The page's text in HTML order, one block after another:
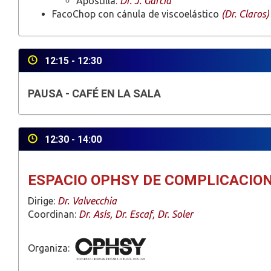
FacoChop con cánula de viscoelástico (Dr. Claros)
12:15 - 12:30
PAUSA - CAFÉ EN LA SALA
12:30 - 14:00
ESPACIO OPHSY DE
Dirige: Dr. Valvecchia
Coordinan: Dr. Asís, Dr. Escaf, Dr. Soler
Organiza: